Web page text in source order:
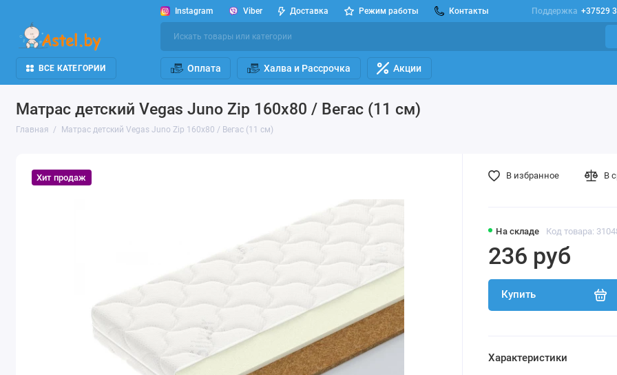
Instagram Viber Доставка Режим работы Контакты Поддержка +37529
ВСЕ КАТЕГОРИИ Оплата Халва и Рассрочка Акции
Матрас детский Vegas Juno Zip 160х80 / Вегас (11 см)
Главная Матрас детский Vegas Juno Zip 160х80 / Вегас (11 см)
Хит продаж
На складе Код товара:
236 руб
Купить
В избранное В
Характеристики